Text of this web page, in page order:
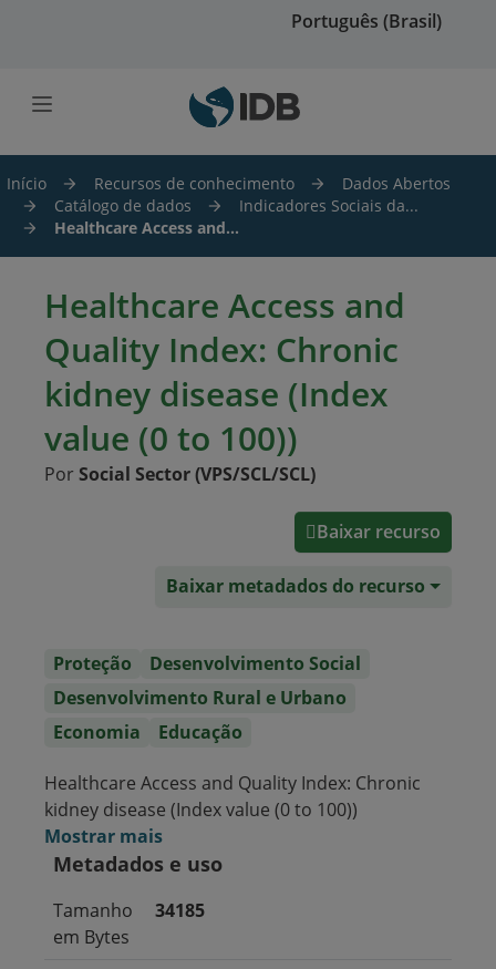
Português (Brasil)
Início Recursos de conhecimento
Dados Abertos
Catálogo de dados
Indicadores Sociais da...
Healthcare Access and...
Healthcare Access and
Quality Index: Chronic
kidney disease (Index
value (0 to 100))
Por Social Sector (VPS/SCL/SCL)
Baixar recurso
Baixar metadados do recurso
Proteção
Desenvolvimento Social
Desenvolvimento Rural e Urbano
Economia
Educação
Healthcare Access and Quality Index: Chronic
kidney disease (Index value (0 to 100))
Mostrar mais
Metadados e uso
Tamanho
em Bytes
34185